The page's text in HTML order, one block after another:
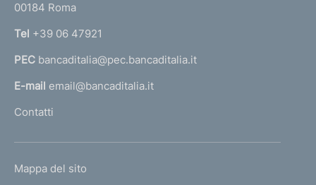
r
n
a
l
'
m
00184 Roma
Tel +39 06 47921
PEC bancaditalia@pec.bancaditalia.it
E-mail email@bancaditalia.it
Contatti
L
Mappa del sito